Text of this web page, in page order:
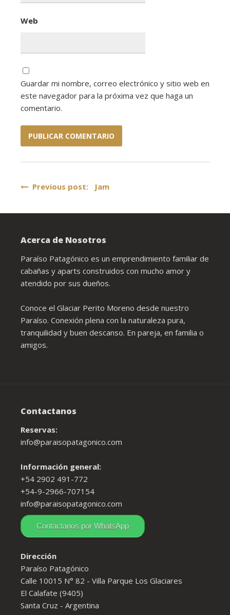
Web
Guardar mi nombre, correo electrónico y sitio web en
este navegador para la próxima vez que haga un
comentario.
Navegación
Previous post: Jam
Acerca de Nosotros
Paraíso Patagónico es un emprendimiento familiar de
cabañas y aparts construidos con mucho amor y
atendido por sus dueños.
Conoce el Glaciar Perito Moreno desde nuestro
Paraíso. Conexión plena con la naturaleza pura,
tranquilidad y buen descanso. En pareja, en familia o
amigos.
Contactanos
Reservas:
info@paraisopatagonico.com
Información general:
+54 2902 491-772
+54-9-2966-707154
info@paraisopatagonico.com
Contactanos por WhatsApp
Dirección
Paraíso Patagónico
Calle 10015 N° 82 - Villa Parque Los Glaciares
El Calafate (9405)
Santa Cruz - Argentina